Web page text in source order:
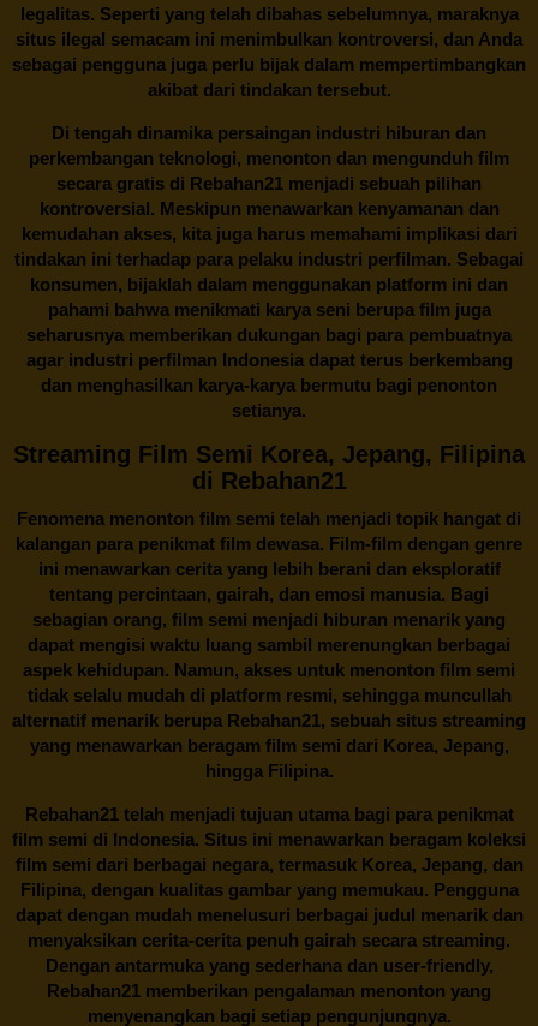
legalitas. Seperti yang telah dibahas sebelumnya, maraknya
situs ilegal semacam ini menimbulkan kontroversi, dan Anda
sebagai pengguna juga perlu bijak dalam mempertimbangkan
akibat dari tindakan tersebut.
Di tengah dinamika persaingan industri hiburan dan
perkembangan teknologi, menonton dan mengunduh film
secara gratis di Rebahan21 menjadi sebuah pilihan
kontroversial. Meskipun menawarkan kenyamanan dan
kemudahan akses, kita juga harus memahami implikasi dari
tindakan ini terhadap para pelaku industri perfilman. Sebagai
konsumen, bijaklah dalam menggunakan platform ini dan
pahami bahwa menikmati karya seni berupa film juga
seharusnya memberikan dukungan bagi para pembuatnya
agar industri perfilman Indonesia dapat terus berkembang
dan menghasilkan karya-karya bermutu bagi penonton
setianya.
Streaming Film Semi Korea, Jepang, Filipina
di Rebahan21
Fenomena menonton film semi telah menjadi topik hangat di
kalangan para penikmat film dewasa. Film-film dengan genre
ini menawarkan cerita yang lebih berani dan eksploratif
tentang percintaan, gairah, dan emosi manusia. Bagi
sebagian orang, film semi menjadi hiburan menarik yang
dapat mengisi waktu luang sambil merenungkan berbagai
aspek kehidupan. Namun, akses untuk menonton film semi
tidak selalu mudah di platform resmi, sehingga muncullah
alternatif menarik berupa Rebahan21, sebuah situs streaming
yang menawarkan beragam film semi dari Korea, Jepang,
hingga Filipina.
Rebahan21telah menjadi tujuan utama bagi para penikmat
film semi di Indonesia. Situs ini menawarkan beragam koleksi
film semi dari berbagai negara, termasuk Korea, Jepang, dan
Filipina, dengan kualitas gambar yang memukau. Pengguna
dapat dengan mudah menelusuri berbagai judul menarik dan
menyaksikan cerita-cerita penuh gairah secara streaming.
Dengan antarmuka yang sederhana dan user-friendly,
Rebahan21 memberikan pengalaman menonton yang
menyenangkan bagi setiap pengunjungnya.